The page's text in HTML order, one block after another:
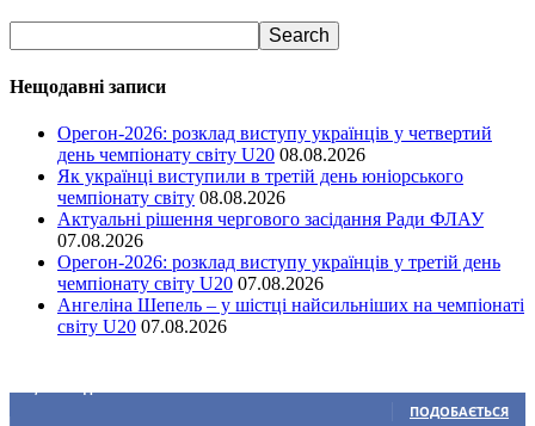
Нещодавні записи
Орегон-2026: розклад виступу українців у четвертий
день чемпіонату світу U20 08.08.2026
Як українці виступили в третій день юніорського
чемпіонату світу 08.08.2026
Актуальні рішення чергового засідання Ради ФЛАУ
07.08.2026
Орегон-2026: розклад виступу українців у третій день
чемпіонату світу U20 07.08.2026
Ангеліна Шепель – у шістці найсильніших на чемпіонаті
світу U20 07.08.2026
ПОДОБАЄТЬСЯ